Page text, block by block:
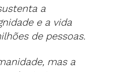
a
e a vida
de pessoas.
mas a